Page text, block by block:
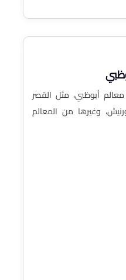
أبوظبي، مثل القصر
وغيرها من المعالم